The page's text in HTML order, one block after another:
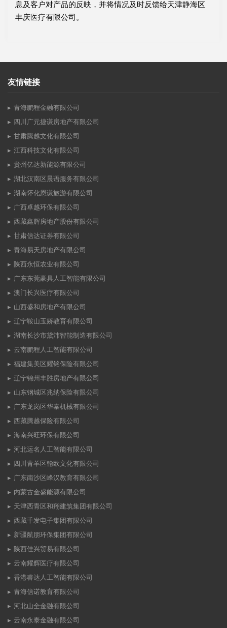
息及客户对产品的反映，并将情况及时反馈给天津静海区
丰庆医疗有限公司。
友情链接
青海鹏程金融有限公司
四川广元捷谦房地产有限公司
甘肃腾越文化有限公司
江西科技文化有限公司
贵州亿达新能源有限公司
湖北汉南区晨语服务有限公司
湖南怀化恩谦旅游有限公司
广西卓越环保有限公司
西藏鑫辉房地产股份有限公司
甘肃信达证券有限公司
青海易天房地产有限公司
陕西永恒农业有限公司
广东东莞豪具人工智能有限公司
澳门长兴医疗有限公司
山西盛和房地产有限公司
辽宁鞍山玉娇教育有限公司
湖南长沙市黛沛智能制造有限公司
云南鹏程人工智能有限公司
福建集美区耀铭保险有限公司
辽宁锦州丰胜房地产有限公司
山东钢城区兆纳保险有限公司
广东龙岗区华泰机械有限公司
西藏腾越保险有限公司
海南兴旺环保有限公司
河北运名人工智能有限公司
四川青羊区翰欧文化有限公司
广东南沙区峰汉教育有限公司
内蒙古金盛能源有限公司
天津西青区和翔建筑集团有限公司
西藏千发电子集团有限公司
新疆航朋环保集团有限公司
陕西佳兴贸易有限公司
云南耀辉医疗有限公司
香港睿达人工智能有限公司
青海信诺教育有限公司
河北山全金融有限公司
云南永泰金融有限公司